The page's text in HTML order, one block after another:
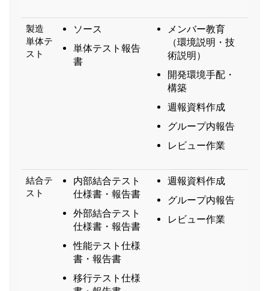
製造
単体テ
スト
ソース
単体テスト報告
書
メンバー教育
（環境説明・技
術説明）
開発環境手配・
構築
週報資料作成
グループ内報告
レビュー作業
結合テ
スト
内部結合テスト
仕様書・報告書
外部結合テスト
仕様書・報告書
性能テスト仕様
書・報告書
移行テスト仕様
週報資料作成
グループ内報告
レビュー作業